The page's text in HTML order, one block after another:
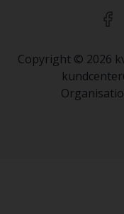
Copyright © 2026